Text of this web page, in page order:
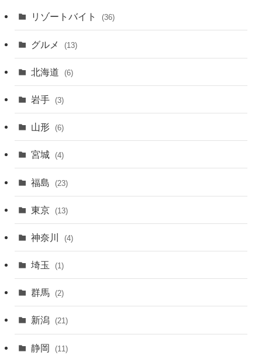
リゾートバイト (36)
グルメ (13)
北海道 (6)
岩手 (3)
山形 (6)
宮城 (4)
福島 (23)
東京 (13)
神奈川 (4)
埼玉 (1)
群馬 (2)
新潟 (21)
静岡 (11)